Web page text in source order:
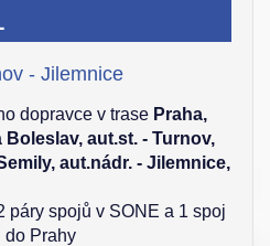
- Jilemnice
dopravce v trase Praha,
Boleslav, aut.st. - Turnov,
aut.nádr. - Jilemnice,
páry spojů v SONE a 1 spoj
do Prahy